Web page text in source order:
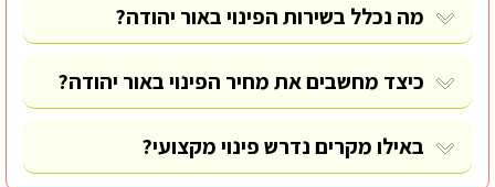
מה נכלל בשירות הפינוי באור יהודה?
כיצד מחשבים את מחיר הפינוי באור יהודה?
באילו מקרים נדרש פינוי מקצועי?